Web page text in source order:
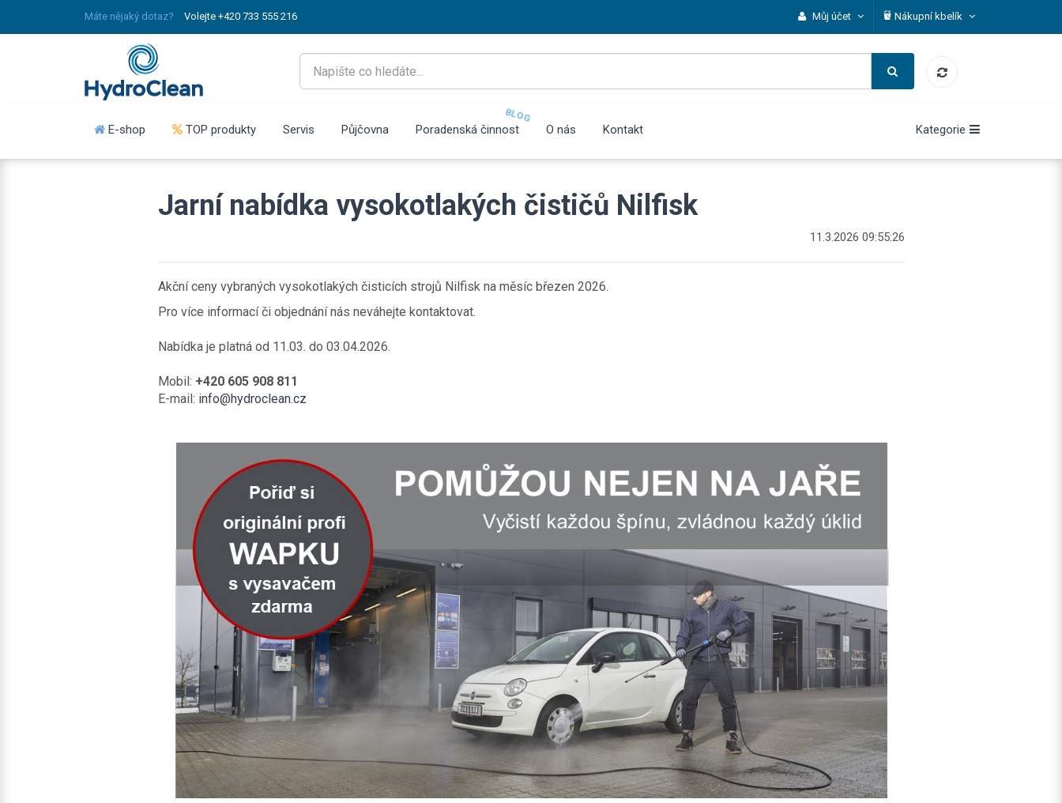
Máte nějaký dotaz? Volejte +420 733 555 216 Můj účet Nákupní kbelík
E-shop TOP produkty Servis Půjčovna Poradenská činnost
BLOG
O nás Kontakt Kategorie
Jarní nabídka vysokotlakých čističů Nilfisk
11.3.2026 09:55:26
Akční ceny vybraných vysokotlakých čisticích strojů Nilfisk na měsíc březen 2026.
Pro více informací či objednání nás neváhejte kontaktovat.
Nabídka je platná od 11.03. do 03.04.2026.
Mobil: +420 605 908 811
E-mail: info@hydroclean.cz